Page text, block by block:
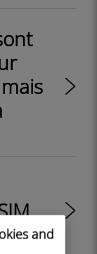
and